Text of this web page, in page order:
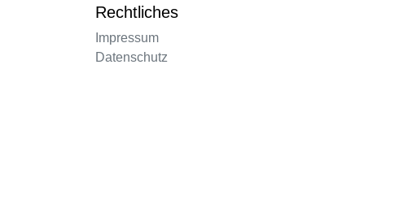
Rechtliches
Impressum
Datenschutz